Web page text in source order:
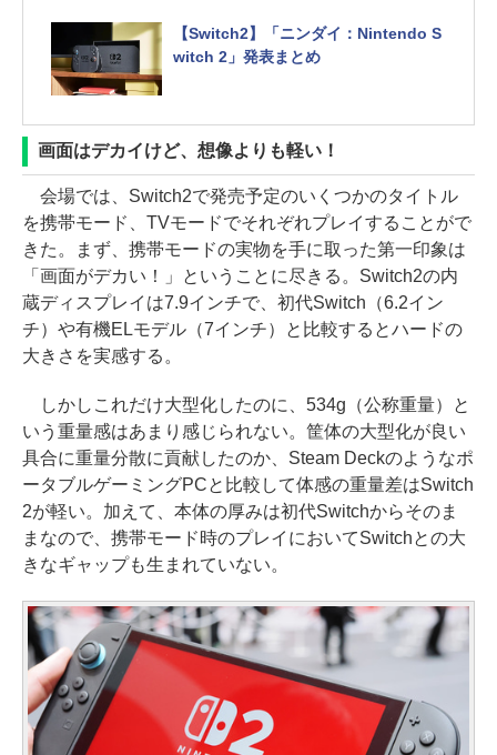
【Switch2】「ニンダイ：Nintendo S
witch 2」発表まとめ
画面はデカイけど、想像よりも軽い！
会場では、Switch2で発売予定のいくつかのタイトル
を携帯モード、TVモードでそれぞれプレイすることがで
きた。まず、携帯モードの実物を手に取った第一印象は
「画面がデカい！」ということに尽きる。Switch2の内
蔵ディスプレイは7.9インチで、初代Switch（6.2イン
チ）や有機ELモデル（7インチ）と比較するとハードの
大きさを実感する。
しかしこれだけ大型化したのに、534g（公称重量）と
いう重量感はあまり感じられない。筐体の大型化が良い
具合に重量分散に貢献したのか、Steam Deckのようなポ
ータブルゲーミングPCと比較して体感の重量差はSwitch
2が軽い。加えて、本体の厚みは初代Switchからそのま
まなので、携帯モード時のプレイにおいてSwitchとの大
きなギャップも生まれていない。